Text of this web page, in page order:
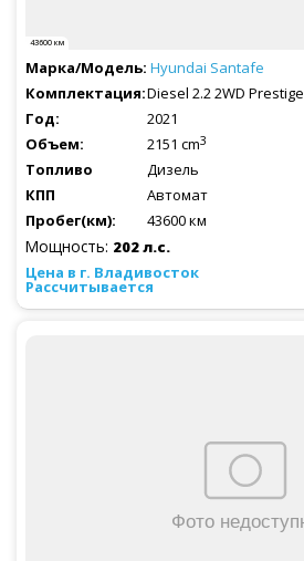
43600 км
Hyundai Santafe
Diesel 2.2 2WD Prestige
2021
2151 cm3
Дизель
Автомат
43600 км
Мощность: 202 л.с.
Рассчитывается